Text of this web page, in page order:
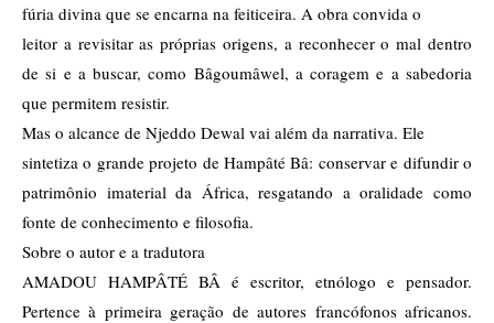
fúria divina que se encarna na feiticeira. A obra convida o
leitor a revisitar as próprias origens, a reconhecer o mal dentro
de si e a buscar, como Bâgoumâwel, a coragem e a sabedoria
que permitem resistir.
Mas o alcance de Njeddo Dewal vai além da narrativa. Ele
sintetiza o grande projeto de Hampâté Bâ: conservar e difundir o
patrimônio imaterial da África, resgatando a oralidade como
fonte de conhecimento e filosofia.
Sobre o autor e a tradutora
AMADOU HAMPÂTÉ BÂ é escritor, etnólogo e pensador.
Pertence à primeira geração de autores francófonos africanos.